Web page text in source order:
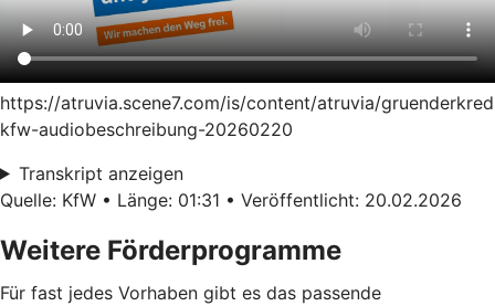
https://atruvia.scene7.com/is/content/atruvia/
kfw-audiobeschreibung-20260220
Transkript anzeigen
Quelle: KfW • Länge: 01:31 • Veröffentlicht: 20.02.2026
Weitere Förderprogramme
Für fast jedes Vorhaben gibt es das passende